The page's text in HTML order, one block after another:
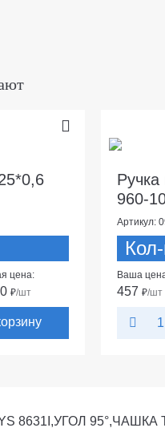
цена:
₽/шт
960-
Артикул:
Ваша
457 ₽/шт
8631I,УГОЛ